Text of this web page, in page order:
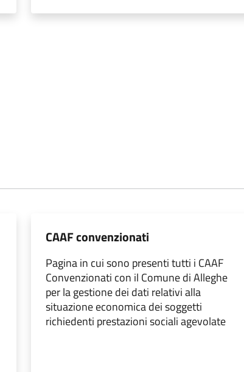
CAAF convenzionati
Pagina in cui sono presenti tutti i CAAF
Convenzionati con il Comune di Alleghe
per la gestione dei dati relativi alla
situazione economica dei soggetti
richiedenti prestazioni sociali agevolate